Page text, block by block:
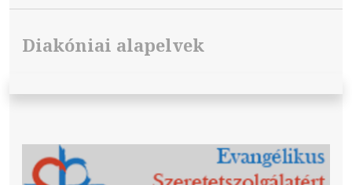
Diakóniai alapelvek